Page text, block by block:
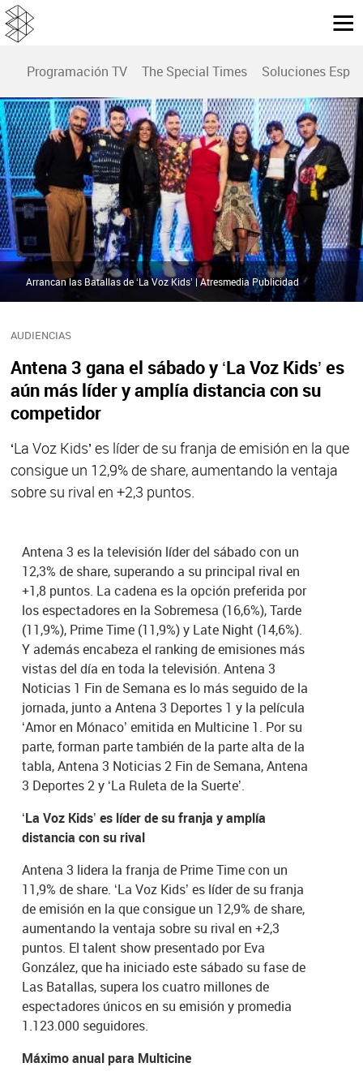
Programación TV The Special Times Soluciones
AUDIENCIAS
Antena 3 gana el sábado y ‘La Voz Kids’ es
aún más líder y amplía distancia con su
competidor
‘La Voz Kids’ es líder de su franja de emisión en la que
consigue un 12,9% de share, aumentando la ventaja
sobre su rival en +2,3 puntos.
Arrancan las Batallas de ‘La Voz Kids’ | Atresmedia Publicidad
Antena 3 es la televisión líder del sábado con un
12,3% de share, superando a su principal rival en
+1,8 puntos. La cadena es la opción preferida por
los espectadores en la Sobremesa (16,6%), Tarde
(11,9%), Prime Time (11,9%) y Late Night (14,6%).
Y además encabeza el ranking de emisiones más
vistas del día en toda la televisión. Antena 3
Noticias 1 Fin de Semana es lo más seguido de la
jornada, junto a Antena 3 Deportes 1 y la película
‘Amor en Mónaco’ emitida en Multicine 1. Por su
parte, forman parte también de la parte alta de la
tabla, Antena 3 Noticias 2 Fin de Semana, Antena
3 Deportes 2 y ‘La Ruleta de la Suerte’.
‘La Voz Kids’ es líder de su franja y amplía
distancia con su rival
Antena 3 lidera la franja de Prime Time con un
11,9% de share. ‘La Voz Kids’ es líder de su franja
de emisión en la que consigue un 12,9% de share,
aumentando la ventaja sobre su rival en +2,3
puntos. El talent show presentado por Eva
González, que ha iniciado este sábado su fase de
Las Batallas, supera los cuatro millones de
espectadores únicos en su emisión y promedia
1.123.000 seguidores.
Máximo anual para Multicine